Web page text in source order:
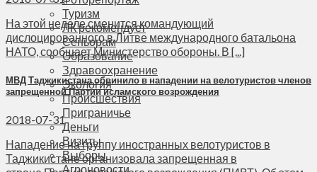
Туризм
ЛК рекомендует
Сеньорам
Образование
Здравоохранение
Экология
Происшествия
Приграничье
Деньги
Визиты
Выборы
Агроновости
На этой неделе сменится командующий
дислоцированного в Литве международного батальона
НАТО, сообщает Министерство обороны. В [...]
МВД Таджикистана обвинило в нападении на велотуристов членов
запрещенной Партии исламского возрождения
2018-07-31
Нападение на группу иностранных велотуристов в
Таджикистане организовала запрещенная в